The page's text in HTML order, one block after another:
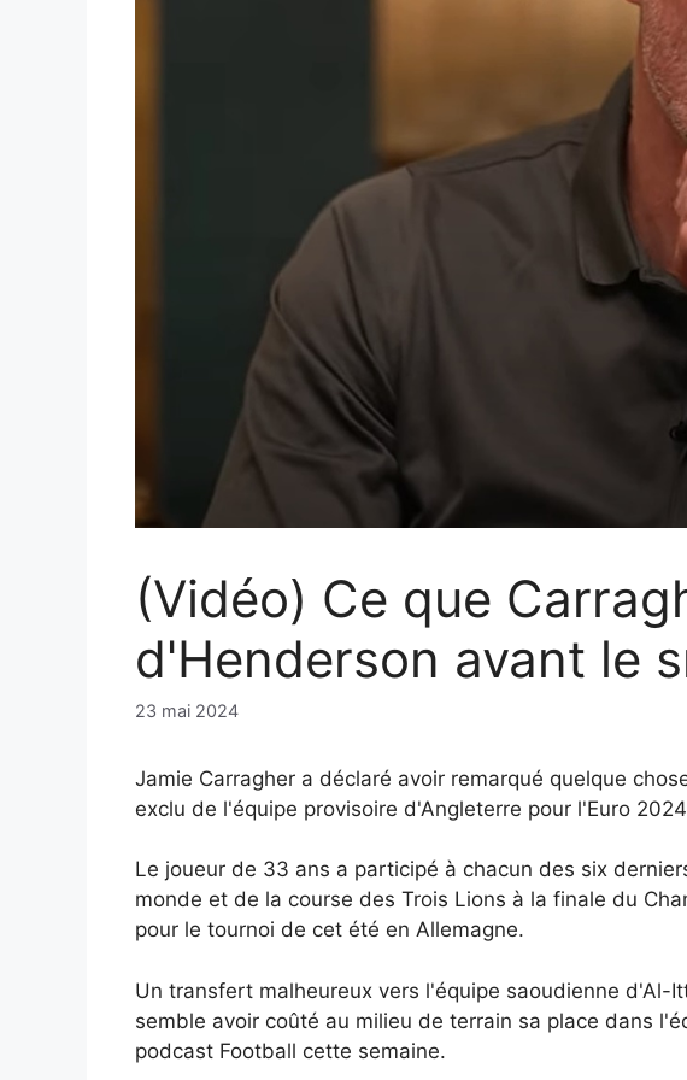
(Vidéo) Ce que
d'Henderson avant le
23 mai 2024
Jamie Carragher a déclaré avoir remarqué quelque
exclu de l'équipe provisoire d'Angleterre pour l'Euro
Le joueur de 33 ans a participé à chacun des six
monde et de la course des Trois Lions à la finale du
pour le tournoi de cet été en Allemagne.
Un transfert malheureux vers l'équipe saoudienne d'Al-
semble avoir coûté au milieu de terrain sa place dans
podcast Football cette semaine.